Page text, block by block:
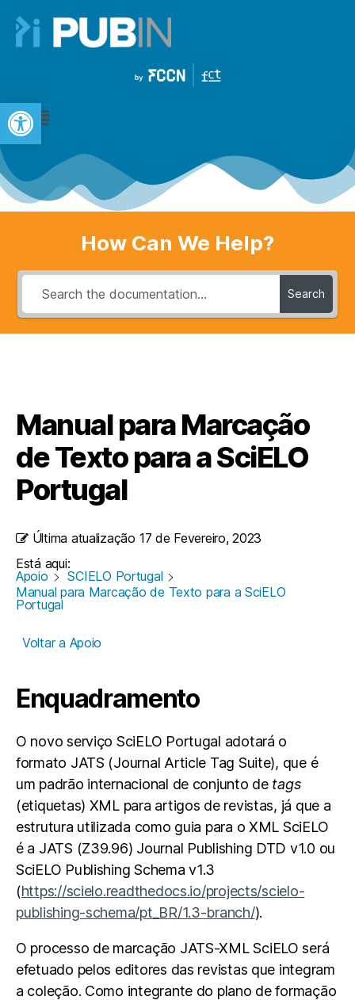
Open toolbar
How Can We Help?
Search
Manual para Marcação
de Texto para a SciELO
Portugal
Última atualização 17 de Fevereiro, 2023
Está aqui:
Apoio
SCIELO Portugal
Manual para Marcação de Texto para a SciELO
Portugal
Voltar a Apoio
Enquadramento
O novo serviço SciELO Portugal adotará o
formato JATS (Journal Article Tag Suite), que é
um padrão internacional de conjunto de tags
(etiquetas) XML para artigos de revistas, já que a
estrutura utilizada como guia para o XML SciELO
é a JATS (Z39.96) Journal Publishing DTD v1.0 ou
SciELO Publishing Schema v1.3
(https://scielo.readthedocs.io/projects/scielo-
publishing-schema/pt_BR/1.3-branch/).
O processo de marcação JATS-XML SciELO será
efetuado pelos editores das revistas que integram
a coleção. Como integrante do plano de formação